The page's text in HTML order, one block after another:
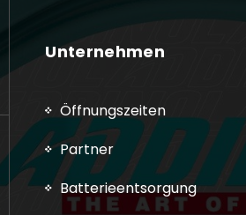
Unternehmen
Öffnungszeiten
Partner
Batterieentsorgung